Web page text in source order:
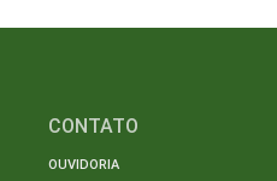
CONTATO
OUVIDORIA